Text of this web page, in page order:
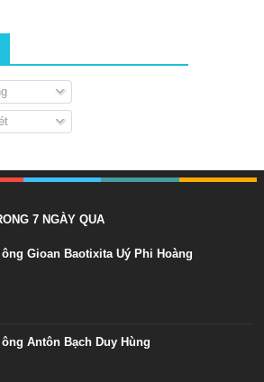
7 NGÀY QUA
Gioan Baotixita Uý Phi Hoàng
Antôn Bạch Duy Hùng